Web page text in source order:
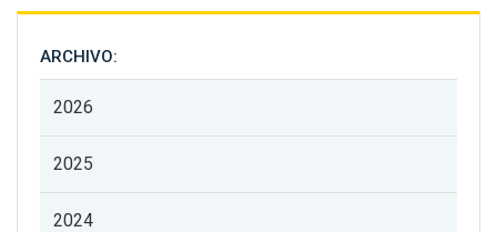
ARCHIVO:
2026
2025
2024